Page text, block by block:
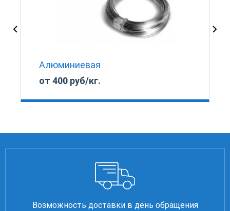
Алюминиевая
от 400 руб/кг.
Возможность доставки в день обращения